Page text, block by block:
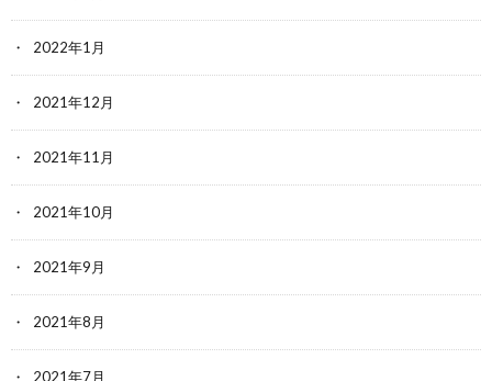
2022年1月
2021年12月
2021年11月
2021年10月
2021年9月
2021年8月
2021年7月